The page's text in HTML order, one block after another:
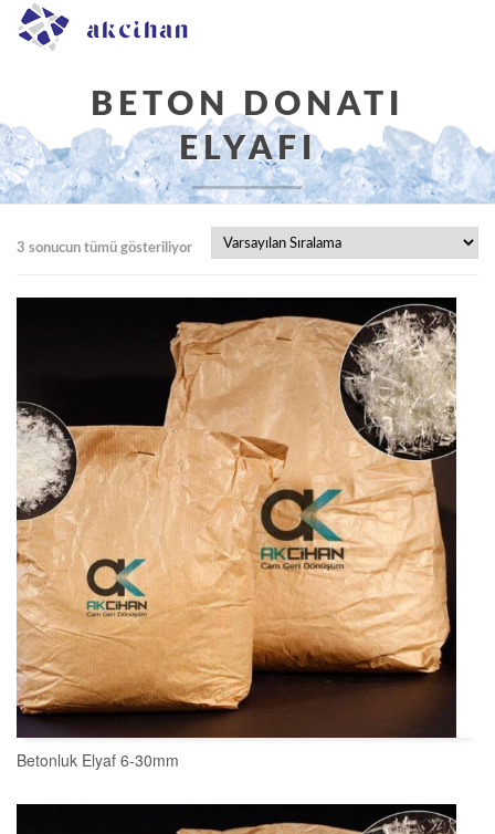
BETON DONATI
ELYAFI
Ana Sayfa/ Ürünler “beton donatı elyafı”
olarak etiketlendi
3 sonucun tümü gösteriliyor
Betonluk Elyaf 6-30mm